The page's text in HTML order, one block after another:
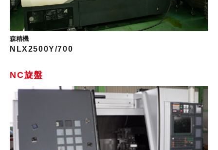
森精機
NLX2500Y/700
NC旋盤